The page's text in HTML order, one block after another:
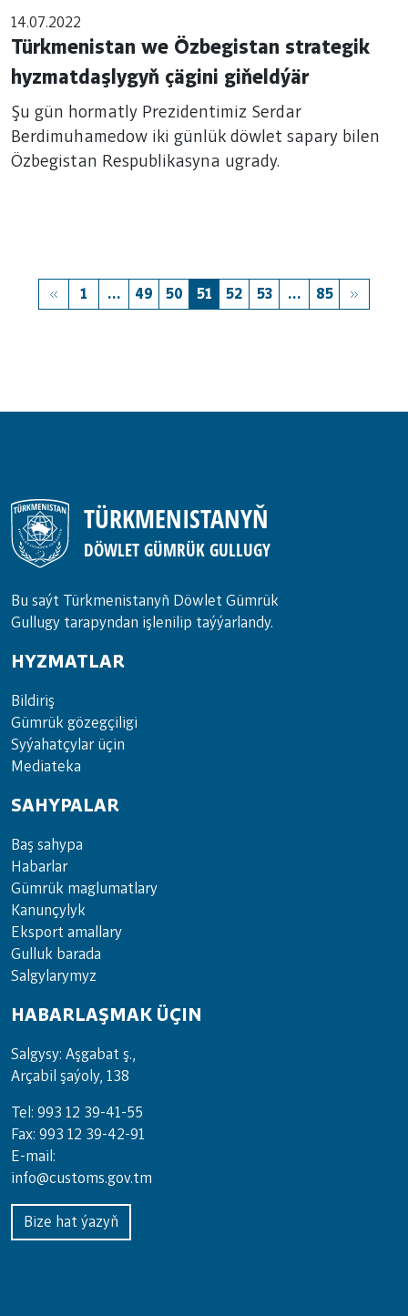
14.07.2022
Türkmenistan we Özbegistan strategik
hyzmatdaşlygyň çägini giňeldýär
Şu gün hormatly Prezidentimiz Serdar
Berdimuhamedow iki günlük döwlet sapary bilen
Özbegistan Respublikasyna ugrady.
1 ... 49 50 51 52 53 ... 85
TÜRKMENISTANYŇ
DÖWLET GÜMRÜK GULLUGY
Bu saýt Türkmenistanyñ Döwlet Gümrük
Gullugy tarapyndan işlenilip taýýarlandy.
HYZMATLAR
Bil­di­riş
Güm­rük gö­zeg­çi­li­gi
Sy­ýa­hat­çy­lar ü­çin
Media­teka
SAHYPALAR
Baş sahypa
Habarlar
Gümrük maglumatlary
Kanunçylyk
Eksport amallary
Gulluk barada
Salgylarymyz
HABARLAŞMAK ÜÇIN
Salgysy: Aşgabat ş.,
Arçabil şaýoly, 138
Tel: 993 12 39-41-55
Fax: 993 12 39-42-91
E-mail:
info@customs.gov.tm
Bize hat ýazyň